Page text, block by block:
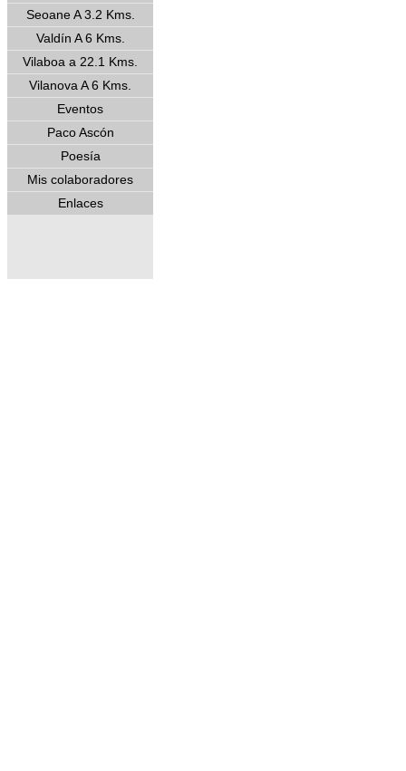
Seoane A 3.2 Kms.
Valdín A 6 Kms.
Vilaboa a 22.1 Kms.
Vilanova A 6 Kms.
Eventos
Paco Ascón
Poesía
Mis colaboradores
Enlaces